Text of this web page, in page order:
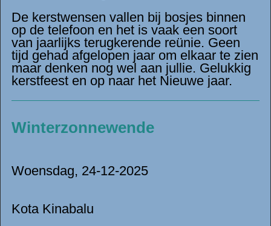
De kerstwensen vallen bij bosjes binnen
op de telefoon en het is vaak een soort
van jaarlijks terugkerende reünie. Geen
tijd gehad afgelopen jaar om elkaar te zien
maar denken nog wel aan jullie. Gelukkig
kerstfeest en op naar het Nieuwe jaar.
Winterzonnewende
Woensdag, 24-12-2025
Kota Kinabalu